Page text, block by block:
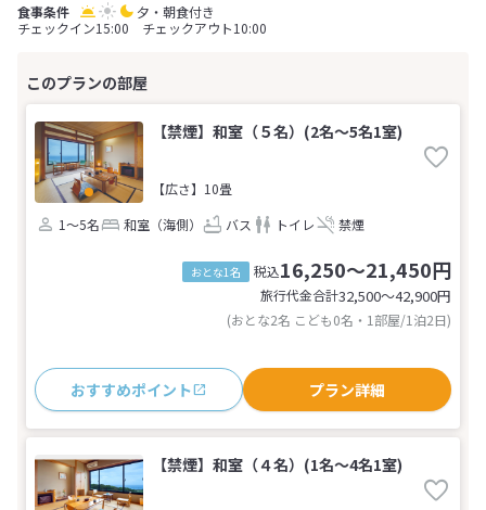
夕・朝食付き
チェックイン15:00 チェックアウト10:00
【禁煙】和室（５名）(2名～5名1室)
【広さ】10畳
1～5名
和室（海側） バス トイレ 禁煙
おとな1名 税込16,250～21,450円
旅行代金合計32,500〜42,900円
(おとな2名 こども0名・1部屋/1泊2日)
おすすめポイント プラン詳細
【禁煙】和室（４名）(1名～4名1室)